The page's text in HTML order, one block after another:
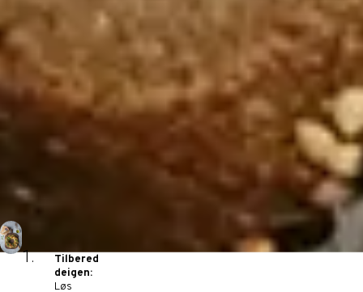
Tilbered
deigen:
Løs